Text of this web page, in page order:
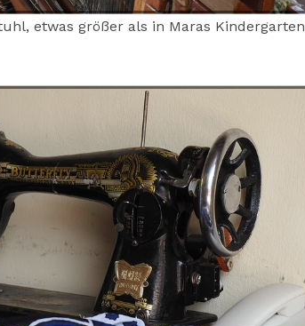
etwas größer als in Maras Kindergarten